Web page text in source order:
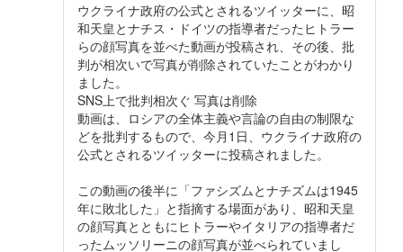
ウクライナ政府の公式とされるツイッターに、昭
和天皇とナチス・ドイツの指導者だったヒトラー
らの顔写真を並べた動画が投稿され、その後、批
判が相次いで写真が削除されていたことがわかり
ました。
SNS上で批判相次ぐ 写真は削除
動画は、ロシアの全体主義や言論の自由の制限な
どを批判するもので、今月1日、ウクライナ政府の
公式とされるツイッターに投稿されました。
この動画の後半に「ファシズムとナチズムは1945
年に敗北した」と指摘する場面があり、昭和天皇
の顔写真とともにヒトラーやイタリアの指導者だ
ったムッソリーニの顔写真が並べられていまし